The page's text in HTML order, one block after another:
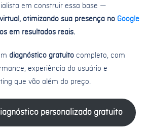
em construir essa base —
otimizando sua presença no Google
em resultados reais.
diagnóstico gratuito completo, com
experiência do usuário e
que vão além do preço.
personalizado gratuito